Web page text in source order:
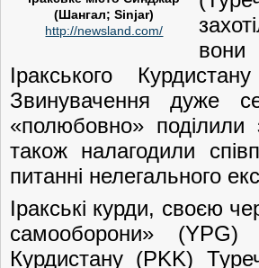
(Шангал; Sinjar)
http://newsland.com/
вони
Іракського
Звинувачення дуже
«полюбовно»
також налагодили
питанні нелегального
Іракські курди, своєю
самооборони» (YPG)
Курдистану (PKK)